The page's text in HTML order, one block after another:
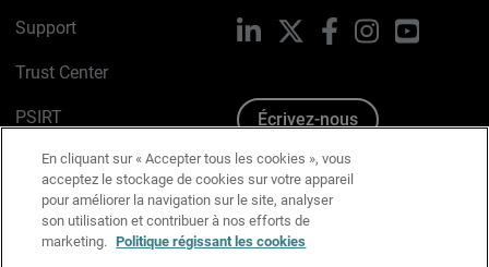
Support
Trust Center
PSIRT
Avis sur les cookies
Politique de confidentialité
Charte Graphique
LinkedIn FacebookInstagram
Écrivez-nous
En cliquant sur « Accepter tous les cookies », vous
acceptez le stockage de cookies sur votre appareil
pour améliorer la navigation sur le site, analyser
son utilisation et contribuer à nos efforts de
marketing. Politique régissant les cookies